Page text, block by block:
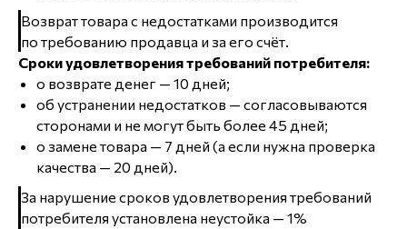
Возврат товара с недостатками производится
по требованию продавца и за его счёт.
Сроки удовлетворения требований потребителя:
о возврате денег — 10 дней;
об устранении недостатков — согласовываются
сторонами и не могут быть более 45 дней;
о замене товара — 7 дней (а если нужна проверка
качества — 20 дней).
За нарушение сроков удовлетворения требований
потребителя установлена неустойка — 1%